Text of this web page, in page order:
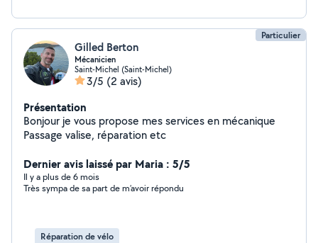
Particulier
Gilled Berton
Mécanicien
Saint-Michel (Saint-Michel)
3/5 (2 avis)
Présentation
Bonjour je vous propose mes services en mécanique
Passage valise, réparation etc
Dernier avis laissé par Maria : 5/5
Il y a plus de 6 mois
Très sympa de sa part de m’avoir répondu
Réparation de vélo